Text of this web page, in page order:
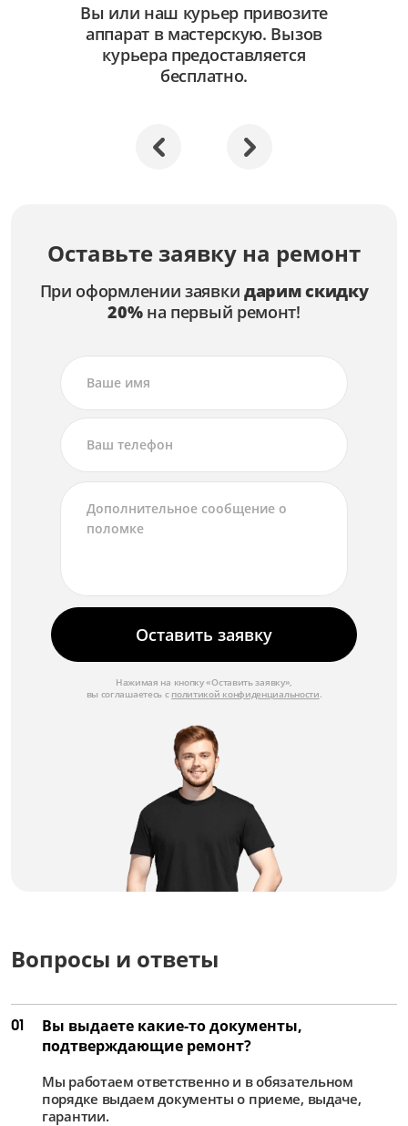
Ремонт кнопок управления
Ремонт динамика
Замена электроники платы управления
от 4 500 ₽
Замена разъёма USB
Замена разъёма HDMI
от 2 500 ₽
Замена объектива
от 3 500 ₽
Замена микрофона
от 2 000 ₽
от 2 500 ₽
Замена крышки
от 1 750 ₽
от 1 500 ₽
Замена кнопок управления
Замена дисплея
Замена аккумулятора
Восстановление работоспособности после
попадания влаги
от 3 500 ₽
Ремонт или замена уплотнительных
элементов
Вы или наш курьер привозите
аппарат в мастерскую. Вызов
курьера предоставляется
бесплатно.
Оставьте заявку на ремонт
При оформлении заявки дарим скидку
20%на первый ремонт!
Оставить заявку
Нажимая на кнопку «Оставить заявку»,
вы соглашаетесь с политикой конфиденциальности.
Вопросы и ответы
01
Вы выдаете какие-то документы,
подтверждающие ремонт?
Мы работаем ответственно и в обязательном
порядке выдаем документы о приеме, выдаче,
гарантии.